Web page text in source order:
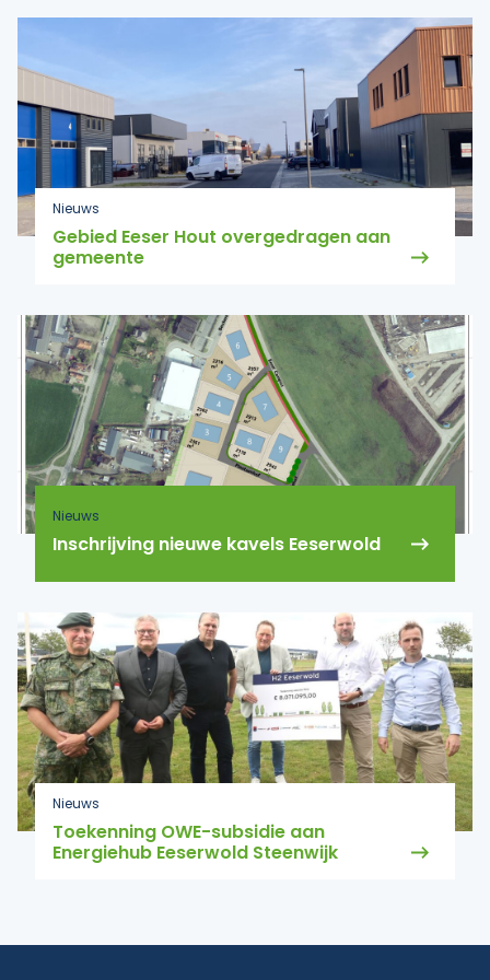
Nieuws
Gebied Eeser Hout overgedragen aan
gemeente
Nieuws
Inschrijving nieuwe kavels Eeserwold
Nieuws
Toekenning OWE-subsidie aan
Energiehub Eeserwold Steenwijk